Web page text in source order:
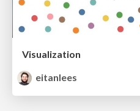
Visualization
eitanlees